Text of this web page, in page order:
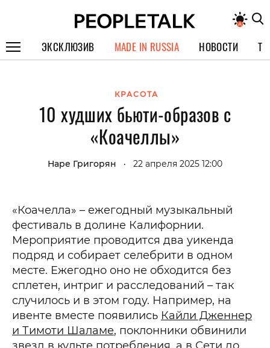
ЭКСКЛЮЗИВ
СПЕЦПРОЕКТЫ
ИНТЕРВЬЮ
ПОКОЛЕНИЕ
MADE IN RUSSIA НОВОСТИ
КРАСОТА
10 худших бьюти-образов с
«Коачеллы»
Наре Григорян • 22 апреля 2025 12:00
«Коачелла» – ежегодный музыкальный
фестиваль в долине Калифорнии.
Мероприятие проводится два уикенда
подряд и собирает селебрити в одном
месте. Ежегодно оно не обходится без
сплетен, интриг и расследований – так
случилось и в этом году. Например, на
ивенте вместе появились Кайли Дженнер
и Тимоти Шаламе, поклонники обвинили